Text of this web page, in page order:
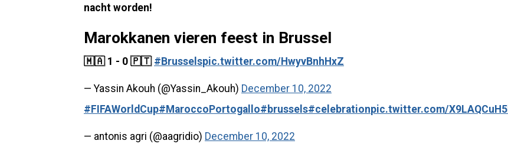
nacht worden!
Marokkanen vieren feest in Brussel
🇲🇦 1 - 0 🇵🇹 #Brusselspic.twitter.com/HwyvBnhHxZ
— Yassin Akouh (@Yassin_Akouh) December 10, 2022
#FIFAWorldCup#MaroccoPortogallo#brussels#celebrationpic.twitter.com/X9LAQCuH5l
— antonis agri (@aagridio) December 10, 2022